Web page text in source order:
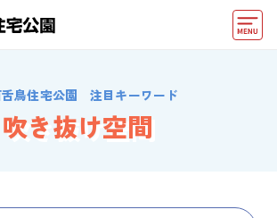
ーカー
舌鳥住宅公園 注目キーワード
吹き抜け空間